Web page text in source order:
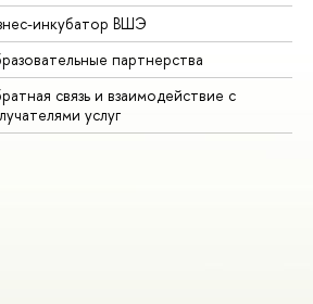
инкубатор ВШЭ
партнерства
связь и взаимодействие с
услуг